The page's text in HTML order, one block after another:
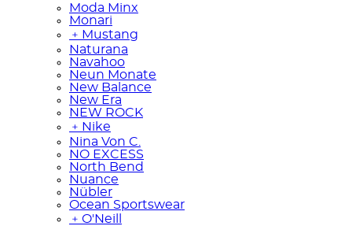
Moda Minx
Monari
﹢ Mustang
Naturana
Navahoo
Neun Monate
New Balance
New Era
NEW ROCK
﹢ Nike
Nina Von C.
NO EXCESS
North Bend
Nuance
Nübler
Ocean Sportswear
﹢ O'Neill